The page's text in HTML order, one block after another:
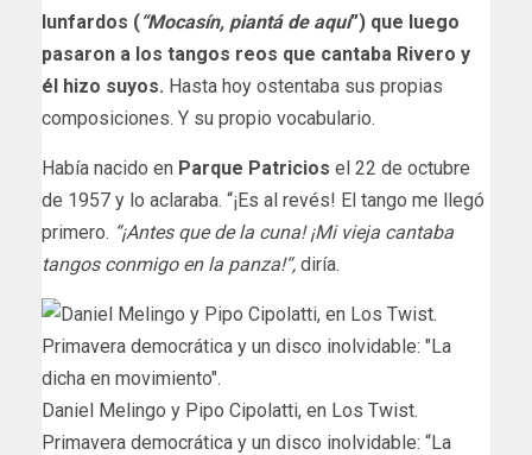
lunfardos (“Mocasín, piantá de aquí”) que luego
pasaron a los tangos reos que cantaba Rivero y
él hizo suyos. Hasta hoy ostentaba sus propias
composiciones. Y su propio vocabulario.
Había nacido en Parque Patricios el 22 de octubre
de 1957 y lo aclaraba. “¡Es al revés! El tango me llegó
primero. “¡Antes que de la cuna! ¡Mi vieja cantaba
tangos conmigo en la panza!“, diría.
Daniel Melingo y Pipo Cipolatti, en Los Twist.
Primavera democrática y un disco inolvidable: “La